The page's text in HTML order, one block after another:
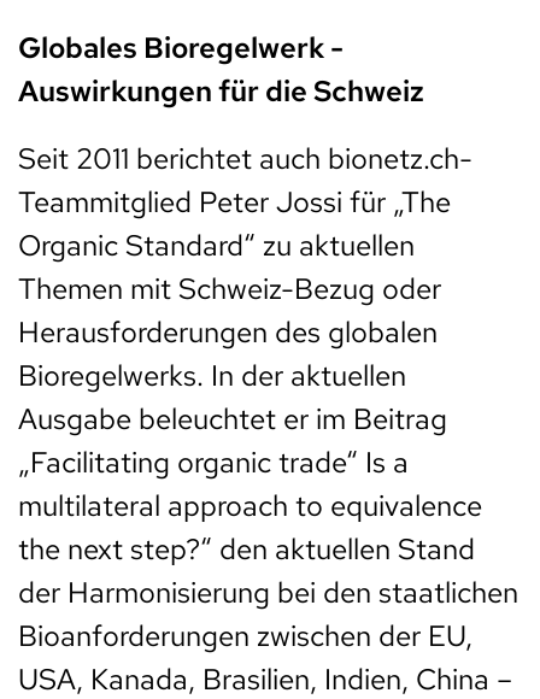
Globales Bioregelwerk -
Auswirkungen für die Schweiz
Seit 2011 berichtet auch bionetz.ch-
Teammitglied Peter Jossi für „The
Organic Standard“ zu aktuellen
Themen mit Schweiz-Bezug oder
Herausforderungen des globalen
Bioregelwerks. In der aktuellen
Ausgabe beleuchtet er im Beitrag
„Facilitating organic trade“ Is a
multilateral approach to equivalence
the next step?“ den aktuellen Stand
der Harmonisierung bei den staatlichen
Bioanforderungen zwischen der EU,
USA, Kanada, Brasilien, Indien, China –